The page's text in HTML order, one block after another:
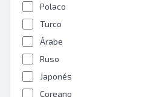
Polaco
Turco
Árabe
Ruso
Japonés
Coreano